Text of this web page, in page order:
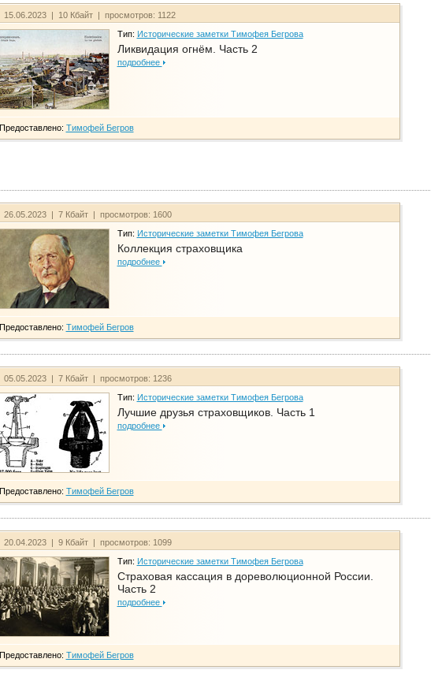
15.06.2023 | 10 Кбайт | просмотров: 1122
Тип: Исторические заметки Тимофея Бегрова
Ликвидация огнём. Часть 2
подробнее
Предоставлено: Тимофей Бегров
26.05.2023 | 7 Кбайт | просмотров: 1600
Тип: Исторические заметки Тимофея Бегрова
Коллекция страховщика
подробнее
Предоставлено: Тимофей Бегров
05.05.2023 | 7 Кбайт | просмотров: 1236
Тип: Исторические заметки Тимофея Бегрова
Лучшие друзья страховщиков. Часть 1
подробнее
Предоставлено: Тимофей Бегров
20.04.2023 | 9 Кбайт | просмотров: 1099
Тип: Исторические заметки Тимофея Бегрова
Страховая кассация в дореволюционной России.
Часть 2
подробнее
Предоставлено: Тимофей Бегров